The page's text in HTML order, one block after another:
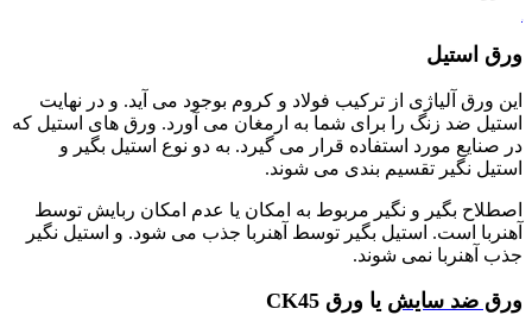
ورق استیل
این ورق آلیاژی از ترکیب فولاد و کروم بوجود می آید. و در نهایت
استیل ضد زنگ را برای شما به ارمغان می آورد. ورق های استیل که
در صنایع مورد استفاده قرار می گیرد. به دو نوع استیل بگیر و
استیل نگیر تقسیم بندی می شوند.
اصطلاح بگیر و نگیر مربوط به امکان یا عدم امکان ربایش توسط
آهنربا است. استیل بگیر توسط آهنربا جذب می شود. و استیل نگیر
جذب آهنربا نمی شوند.
ورق ضد سایش یا ورق CK45